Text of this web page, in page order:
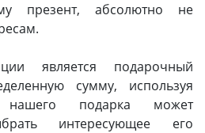
презент, абсолютно не
является подарочный
сумму, используя
нашего подарка может
интересующее его